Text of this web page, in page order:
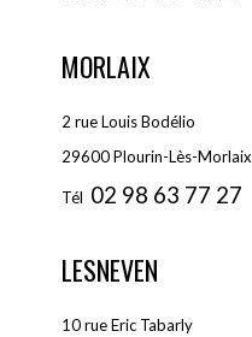
MORLAIX
2 rue Louis Bodélio
29600 Plourin-Lès-Morlaix
Tél 02 98 63 77 27
LESNEVEN
10 rue Eric Tabarly